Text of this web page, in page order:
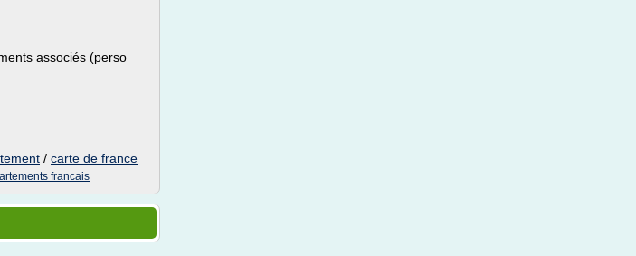
associés (perso
/ carte de france
francais